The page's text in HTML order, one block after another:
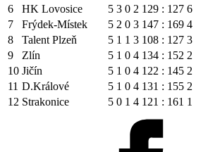
6
HK Lovosice 5 3 0 2 129 : 127 6
7
Frýdek-Místek 5 2 0 3 147 : 169 4
8
Talent Plzeň 5 1 1 3 108 : 127 3
9
Zlín 5 1 0 4 134 : 152 2
10 Jičín 5 1 0 4 122 : 145 2
11 D.Králové 5 1 0 4 131 : 155 2
12 Strakonice 5 0 1 4 121 : 161 1